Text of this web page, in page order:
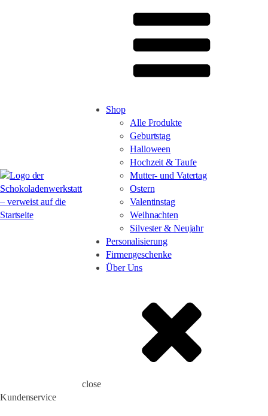
Shop
Alle Produkte
Geburtstag
Halloween
Hochzeit & Taufe
Mutter- und Vatertag
Ostern
Valentinstag
Weihnachten
Silvester & Neujahr
Personalisierung
Firmengeschenke
Über Uns
close
Kundenservice